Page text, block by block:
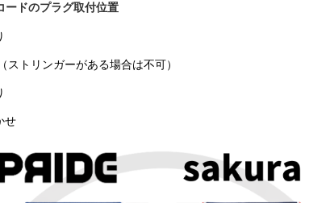
ードのプラグ取付位置
ストリンガーがある場合は不可）
せ